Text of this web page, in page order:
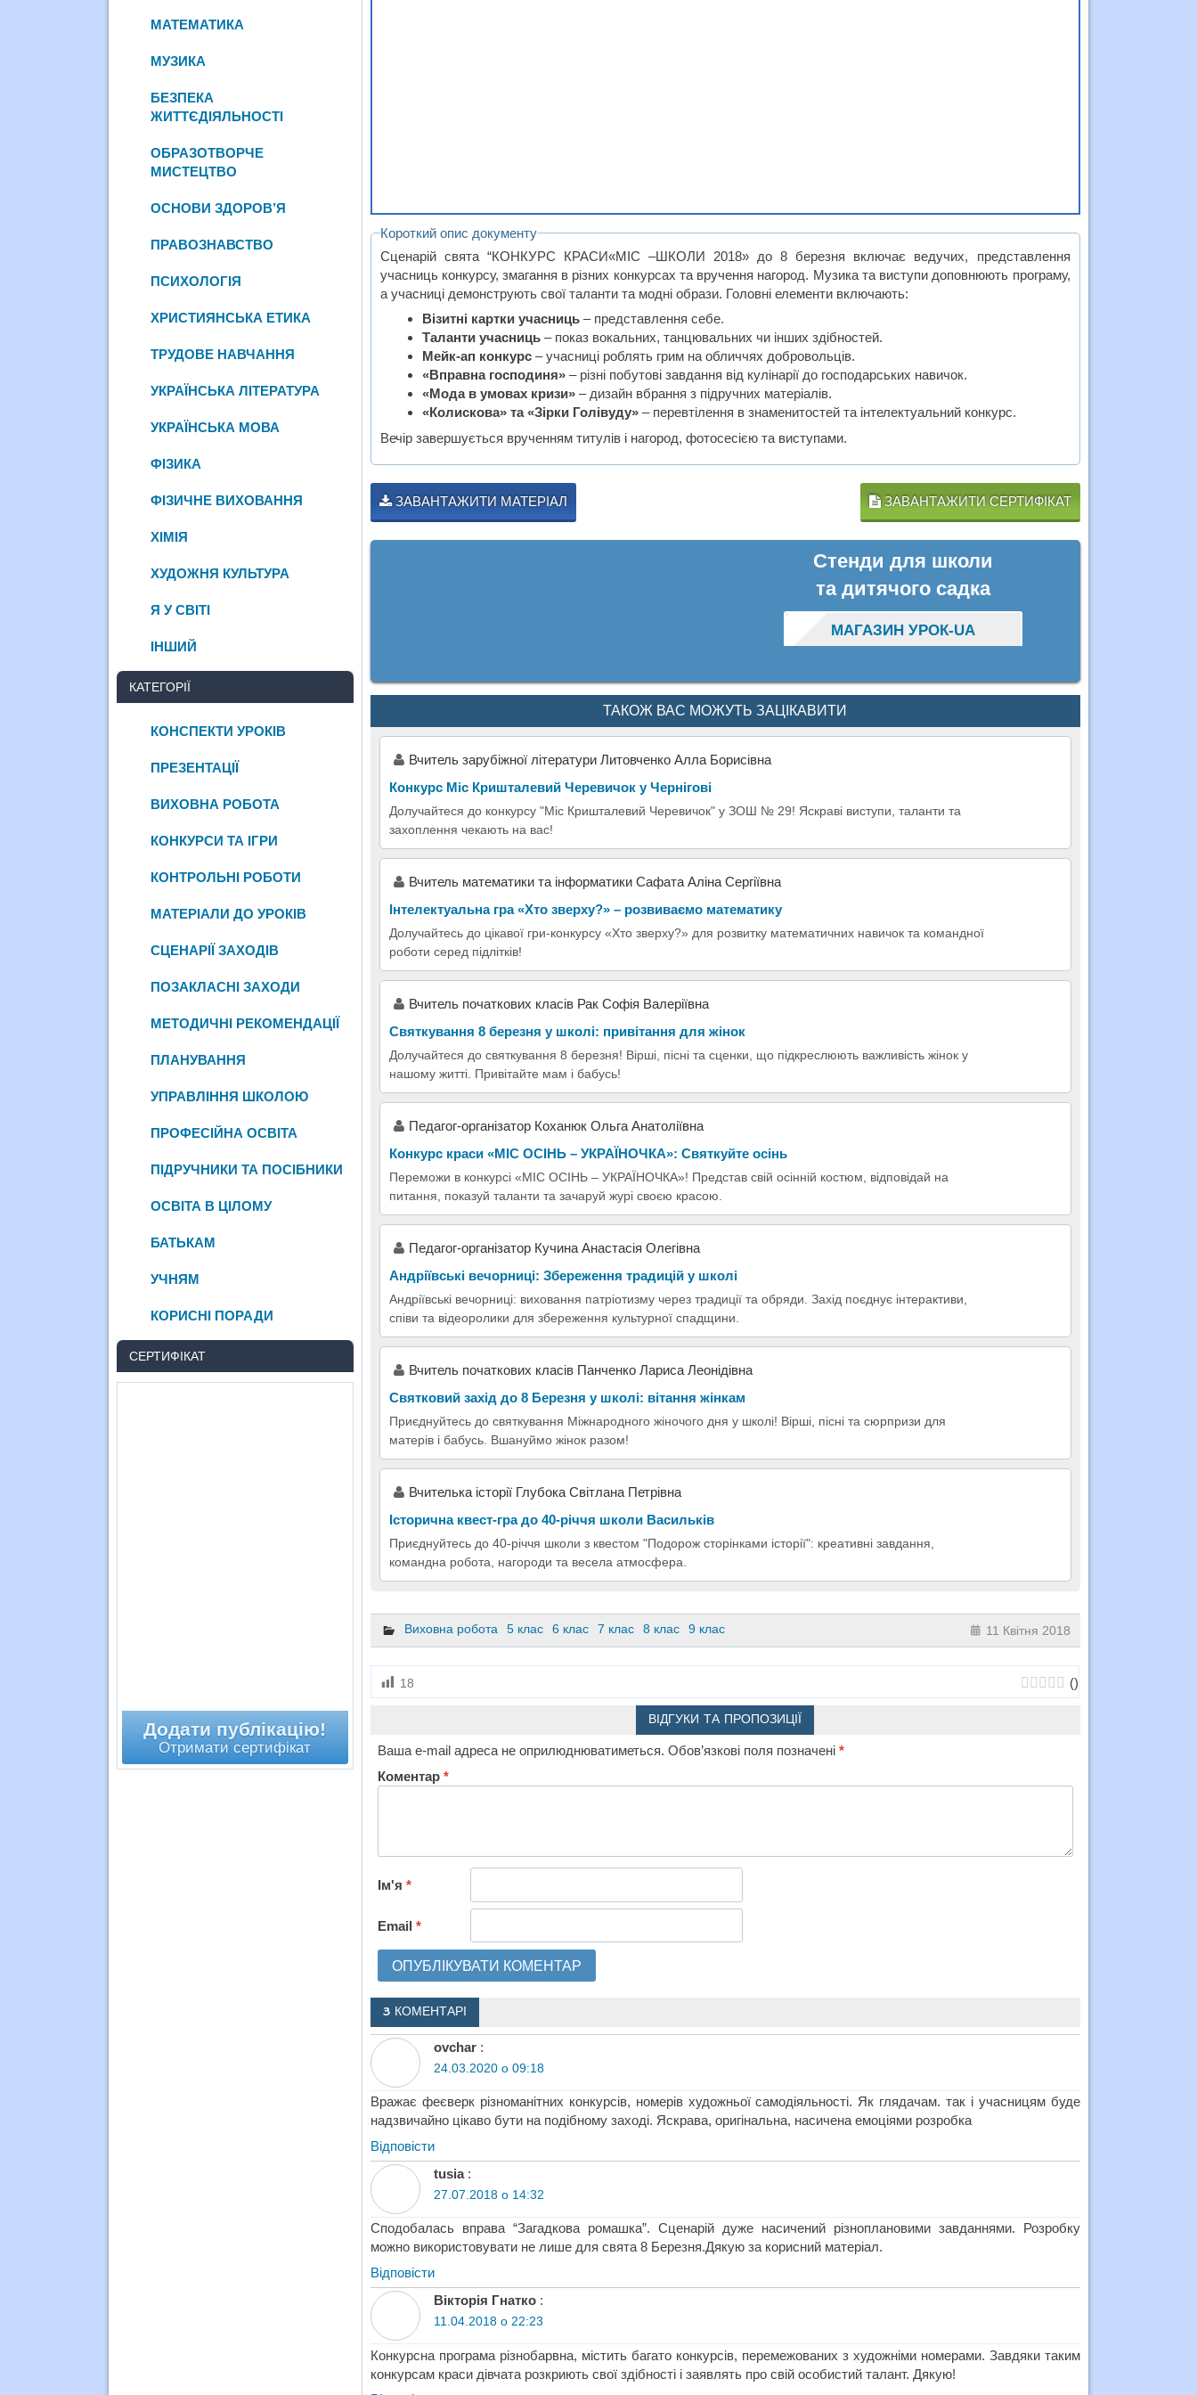
Короткий опис документу
Сценарій свята “КОНКУРС КРАСИ«МІС –ШКОЛИ 2018» до 8 березня включає ведучих, представлення
учасниць конкурсу, змагання в різних конкурсах та вручення нагород. Музика та виступи доповнюють програму,
а учасниці демонструють свої таланти та модні образи. Головні елементи включають:
Візитні картки учасниць – представлення себе.
Таланти учасниць – показ вокальних, танцювальних чи інших здібностей.
Мейк-ап конкурс – учасниці роблять грим на обличчях добровольців.
«Вправна господиня» – різні побутові завдання від кулінарії до господарських навичок.
«Мода в умовах кризи» – дизайн вбрання з підручних матеріалів.
«Колискова» та «Зірки Голівуду» – перевтілення в знаменитостей та інтелектуальний конкурс.
Вечір завершується врученням титулів і нагород, фотосесією та виступами.
ЗАВАНТАЖИТИ МАТЕРІАЛ ЗАВАНТАЖИТИ СЕРТИФІКАТ
Стенди для школи
та дитячого садка
МАГАЗИН УРОК-UA
ТАКОЖ ВАС МОЖУТЬ ЗАЦІКАВИТИ
Вчитель зарубіжної літератури Литовченко Алла Борисівна
Конкурс Міс Кришталевий Черевичок у Чернігові
Долучайтеся до конкурсу "Міс Кришталевий Черевичок" у ЗОШ № 29! Яскраві виступи, таланти та
захоплення чекають на вас!
Вчитель математики та інформатики Сафата Аліна Сергіївна
Інтелектуальна гра «Хто зверху?» – розвиваємо математику
Долучайтесь до цікавої гри-конкурсу «Хто зверху?» для розвитку математичних навичок та командної
роботи серед підлітків!
Вчитель початкових класів Рак Софія Валеріївна
Святкування 8 березня у школі: привітання для жінок
Долучайтеся до святкування 8 березня! Вірші, пісні та сценки, що підкреслюють важливість жінок у
нашому житті. Привітайте мам і бабусь!
Педагог-організатор Коханюк Ольга Анатоліївна
Конкурс краси «МІС ОСІНЬ – УКРАЇНОЧКА»: Святкуйте осінь
Переможи в конкурсі «МІС ОСІНЬ – УКРАЇНОЧКА»! Представ свій осінній костюм, відповідай на
питання, показуй таланти та зачаруй журі своєю красою.
Педагог-організатор Кучина Анастасія Олегівна
Андріївські вечорниці: Збереження традицій у школі
Андріївські вечорниці: виховання патріотизму через традиції та обряди. Захід поєднує інтерактиви,
співи та відеоролики для збереження культурної спадщини.
Вчитель початкових класів Панченко Лариса Леонідівна
Святковий захід до 8 Березня у школі: вітання жінкам
Приєднуйтесь до святкування Міжнародного жіночого дня у школі! Вірші, пісні та сюрпризи для
матерів і бабусь. Вшануймо жінок разом!
Вчителька історії Глубока Світлана Петрівна
Історична квест-гра до 40-річчя школи Васильків
Приєднуйтесь до 40-річчя школи з квестом "Подорож сторінками історії": креативні завдання,
командна робота, нагороди та весела атмосфера.
Виховна робота 5 клас 6 клас 7 клас 8 клас 9 клас 11 Квітня 2018
18 ()
ВІДГУКИ ТА ПРОПОЗИЦІЇ
Ваша e-mail адреса не оприлюднюватиметься. Обов’язкові поля позначені *
Коментар *
Ім'я *
Email *
3 КОМЕНТАРІ
ovchar :
24.03.2020 о 09:18
Вражає феєверк різноманітних конкурсів, номерів художньої самодіяльності. Як глядачам. так і учасницям буде
надзвичайно цікаво бути на подібному заході. Яскрава, оригінальна, насичена емоціями розробка
Відповіcти
tusia :
27.07.2018 о 14:32
Сподобалась вправа “Загадкова ромашка”. Сценарій дуже насичений різноплановими завданнями. Розробку
можно використовувати не лише для свята 8 Березня.Дякую за корисний матеріал.
Відповіcти
Вікторія Гнатко :
11.04.2018 о 22:23
Конкурсна програма різнобарвна, містить багато конкурсів, перемежованих з художніми номерами. Завдяки таким
конкурсам краси дівчата розкриють свої здібності і заявлять про свій особистий талант. Дякую!
МАТЕМАТИКА
МУЗИКА
БЕЗПЕКА
ЖИТТЄДІЯЛЬНОСТІ
ОБРАЗОТВОРЧЕ
МИСТЕЦТВО
ОСНОВИ ЗДОРОВ’Я
ПРАВОЗНАВСТВО
ПСИХОЛОГІЯ
ХРИСТИЯНСЬКА ЕТИКА
ТРУДОВЕ НАВЧАННЯ
УКРАЇНСЬКА ЛІТЕРАТУРА
УКРАЇНСЬКА МОВА
ФІЗИКА
ФІЗИЧНЕ ВИХОВАННЯ
ХІМІЯ
ХУДОЖНЯ КУЛЬТУРА
Я У СВІТІ
ІНШИЙ
КАТЕГОРІЇ
КОНСПЕКТИ УРОКІВ
ПРЕЗЕНТАЦІЇ
ВИХОВНА РОБОТА
КОНКУРСИ ТА ІГРИ
КОНТРОЛЬНІ РОБОТИ
МАТЕРІАЛИ ДО УРОКІВ
СЦЕНАРІЇ ЗАХОДІВ
ПОЗАКЛАСНІ ЗАХОДИ
МЕТОДИЧНІ РЕКОМЕНДАЦІЇ
ПЛАНУВАННЯ
УПРАВЛІННЯ ШКОЛОЮ
ПРОФЕСІЙНА ОСВІТА
ПІДРУЧНИКИ ТА ПОСІБНИКИ
ОСВІТА В ЦІЛОМУ
БАТЬКАМ
УЧНЯМ
КОРИСНІ ПОРАДИ
СЕРТИФІКАТ
Додати публікацію!
Отримати сертифікат